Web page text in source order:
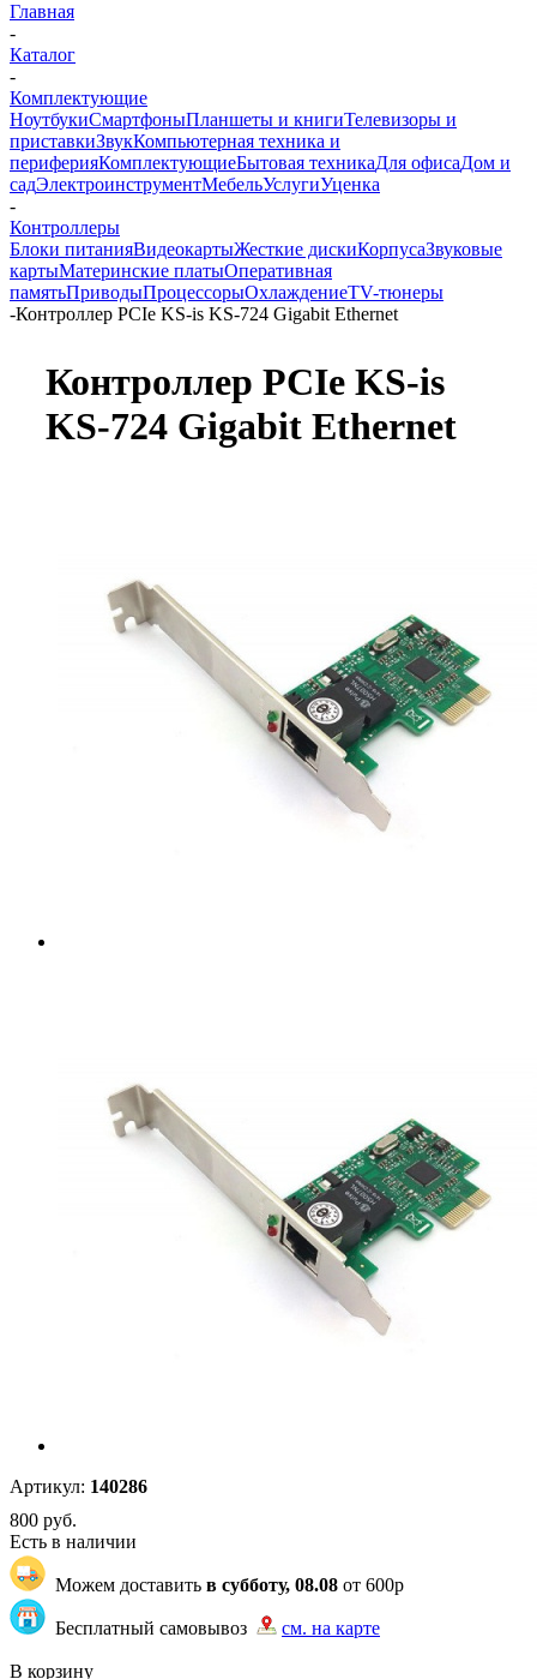
Главная
-
Каталог
-
Комплектующие
НоутбукиСмартфоныПланшеты и книгиТелевизоры и
приставкиЗвукКомпьютерная техника и
периферияКомплектующиеБытовая техникаДля офисаДом и
садЭлектроинструментМебельУслугиУценка
-
Контроллеры
Блоки питанияВидеокартыЖесткие дискиКорпусаЗвуковые
картыМатеринские платыОперативная
памятьПриводыПроцессорыОхлаждениеTV-тюнеры
-Контроллер PCIe KS-is KS-724 Gigabit Ethernet
Контроллер PCIe KS-is
KS-724 Gigabit Ethernet
Артикул: 140286
800 руб.
Есть в наличии
Можем доставить в субботу, 08.08 от 600р
Бесплатный самовывоз
см. на карте
В корзину